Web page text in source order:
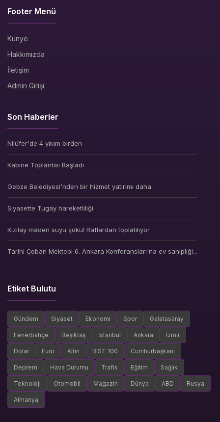
Footer Menü
Künye
Hakkımızda
İletişim
Admin Girişi
Son Haberler
Nilüfer'de 4 yıkım birden
Kabine Toplantısı Başladı
Gebze Belediyesi'nden bir hizmet yatırımı daha
Siyasette Tugay hareketliliği
Kızılay maden suyu şoku! Raflardan toplatılıyor
Tarihi Çoban Mektebi 6. Ankara Konferansları'na ev sahipliği...
Etiket Bulutu
Gündem Siyaset Ekonomi Spor Galatasaray
Fenerbahçe Beşiktaş İstanbul Ankara İzmir
Dolar Euro Altın BIST 100 Cumhurbaşkanı
Deprem Hava Durumu Trafik Eğitim Sağlık
Teknoloji Otomobil Magazin Dünya ABD Rusya
Almanya